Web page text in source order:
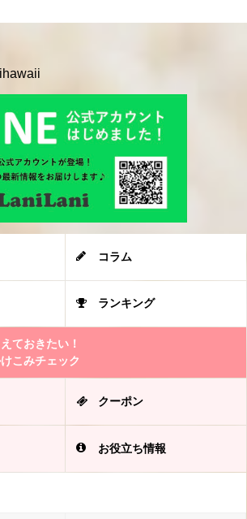
コラム
ランキング
ておきたい！
こみチェック
クーポン
お役立ち情報